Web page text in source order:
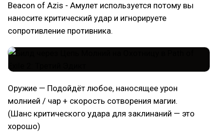
Beacon of Azis - Амулет используется потому вы
наносите критический удар и игнорируете
сопротивление противника.
Оружие — Подойдёт любое, наносящее урон
молнией / чар + скорость сотворения магии.
(Шанс критического удара для заклинаний — это
хорошо)